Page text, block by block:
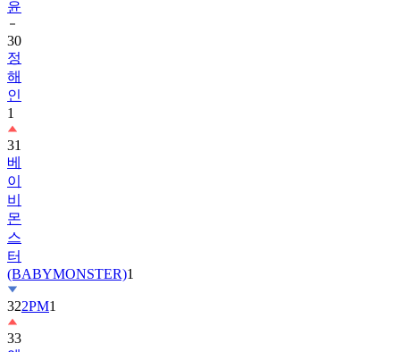
30
정
해
인
1
31
베
이
비
몬
스
터
(BABYMONSTER)
322PM1
33
엔
하